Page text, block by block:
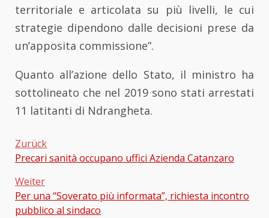
territoriale e articolata su più livelli, le cui
strategie dipendono dalle decisioni prese da
un’apposita commissione”.
Quanto all’azione dello Stato, il ministro ha
sottolineato che nel 2019 sono stati arrestati
11 latitanti di Ndrangheta.
Beitragsnavigation
Zurück
Precari sanità occupano uffici Azienda Catanzaro
Weiter
Per una “Soverato più informata”, richiesta incontro
pubblico al sindaco